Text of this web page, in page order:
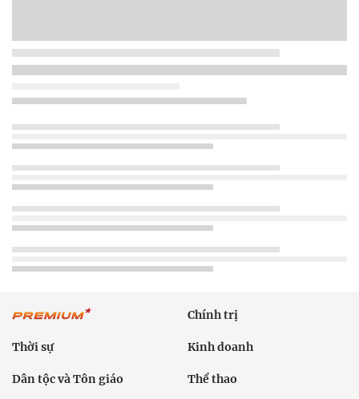
Chính trị
Thời sự Kinh doanh
Dân tộc và Tôn giáo Thể thao